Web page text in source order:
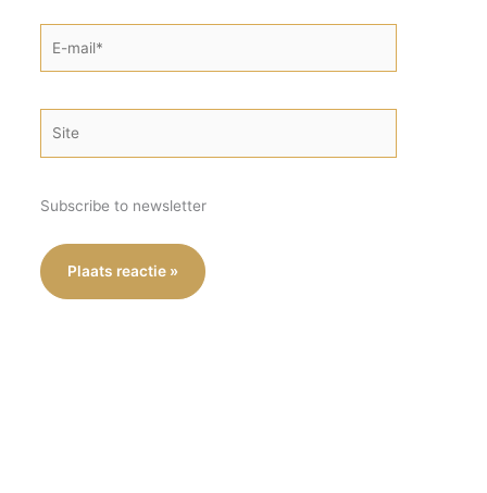
mail*
Subscribe to newsletter